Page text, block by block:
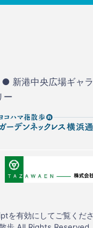
● 新港中央広場ギャ
ー
を有効にしてご覧く